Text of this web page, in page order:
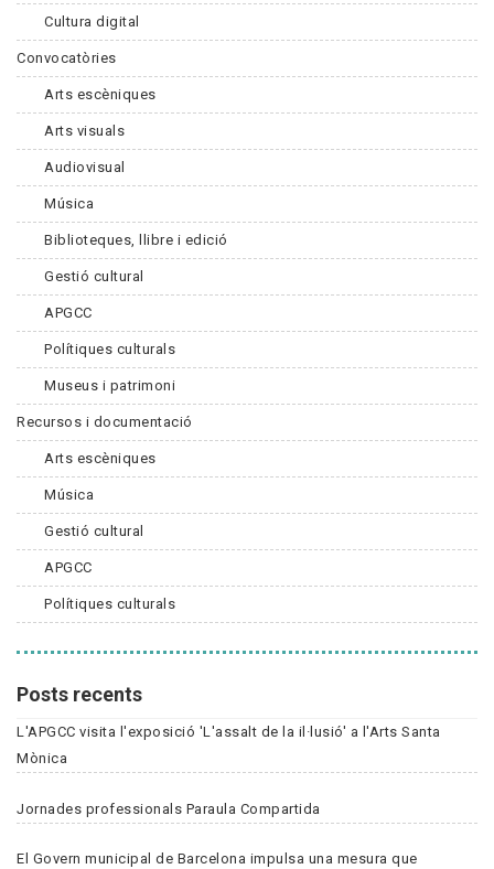
Cultura digital
Convocatòries
Arts escèniques
Arts visuals
Audiovisual
Música
Biblioteques, llibre i edició
Gestió cultural
APGCC
Polítiques culturals
Museus i patrimoni
Recursos i documentació
Arts escèniques
Música
Gestió cultural
APGCC
Polítiques culturals
Posts recents
L'APGCC visita l'exposició 'L'assalt de la il·lusió' a l'Arts Santa
Mònica
Jornades professionals Paraula Compartida
El Govern municipal de Barcelona impulsa una mesura que